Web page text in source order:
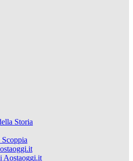
Storia
Aostaoggi.it